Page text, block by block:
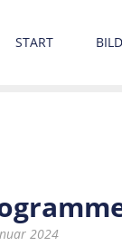
START
2024